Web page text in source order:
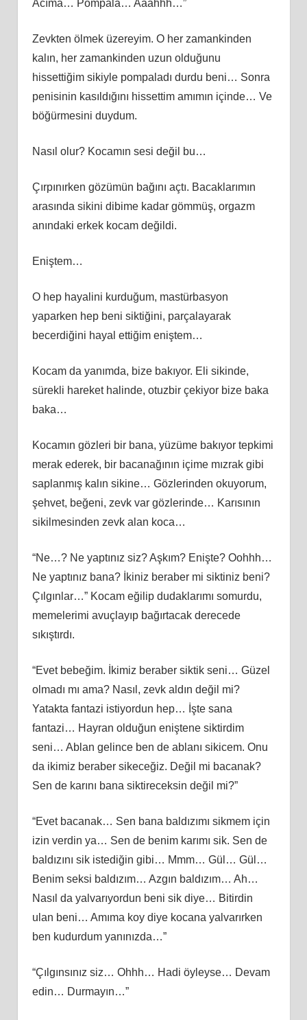
Acıma… Pompala… Aaahhh…”
Zevkten ölmek üzereyim. O her zamankinden
kalın, her zamankinden uzun olduğunu
hissettiğim sikiyle pompaladı durdu beni… Sonra
penisinin kasıldığını hissettim amımın içinde… Ve
böğürmesini duydum.
Nasıl olur? Kocamın sesi değil bu…
Çırpınırken gözümün bağını açtı. Bacaklarımın
arasında sikini dibime kadar gömmüş, orgazm
anındaki erkek kocam değildi.
Eniştem…
O hep hayalini kurduğum, mastürbasyon
yaparken hep beni siktiğini, parçalayarak
becerdiğini hayal ettiğim eniştem…
Kocam da yanımda, bize bakıyor. Eli sikinde,
sürekli hareket halinde, otuzbir çekiyor bize baka
baka…
Kocamın gözleri bir bana, yüzüme bakıyor tepkimi
merak ederek, bir bacanağının içime mızrak gibi
saplanmış kalın sikine… Gözlerinden okuyorum,
şehvet, beğeni, zevk var gözlerinde… Karısının
sikilmesinden zevk alan koca…
“Ne…? Ne yaptınız siz? Aşkım? Enişte? Oohhh…
Ne yaptınız bana? İkiniz beraber mi siktiniz beni?
Çılgınlar…” Kocam eğilip dudaklarımı somurdu,
memelerimi avuçlayıp bağırtacak derecede
sıkıştırdı.
“Evet bebeğim. İkimiz beraber siktik seni… Güzel
olmadı mı ama? Nasıl, zevk aldın değil mi?
Yatakta fantazi istiyordun hep… İşte sana
fantazi… Hayran olduğun eniştene siktirdim
seni… Ablan gelince ben de ablanı sikicem. Onu
da ikimiz beraber sikeceğiz. Değil mi bacanak?
Sen de karını bana siktireceksin değil mi?”
“Evet bacanak… Sen bana baldızımı sikmem için
izin verdin ya… Sen de benim karımı sik. Sen de
baldızını sik istediğin gibi… Mmm… Gül… Gül…
Benim seksi baldızım… Azgın baldızım… Ah…
Nasıl da yalvarıyordun beni sik diye… Bitirdin
ulan beni… Amıma koy diye kocana yalvarırken
ben kudurdum yanınızda…”
“Çılgınsınız siz… Ohhh… Hadi öyleyse… Devam
edin… Durmayın…”